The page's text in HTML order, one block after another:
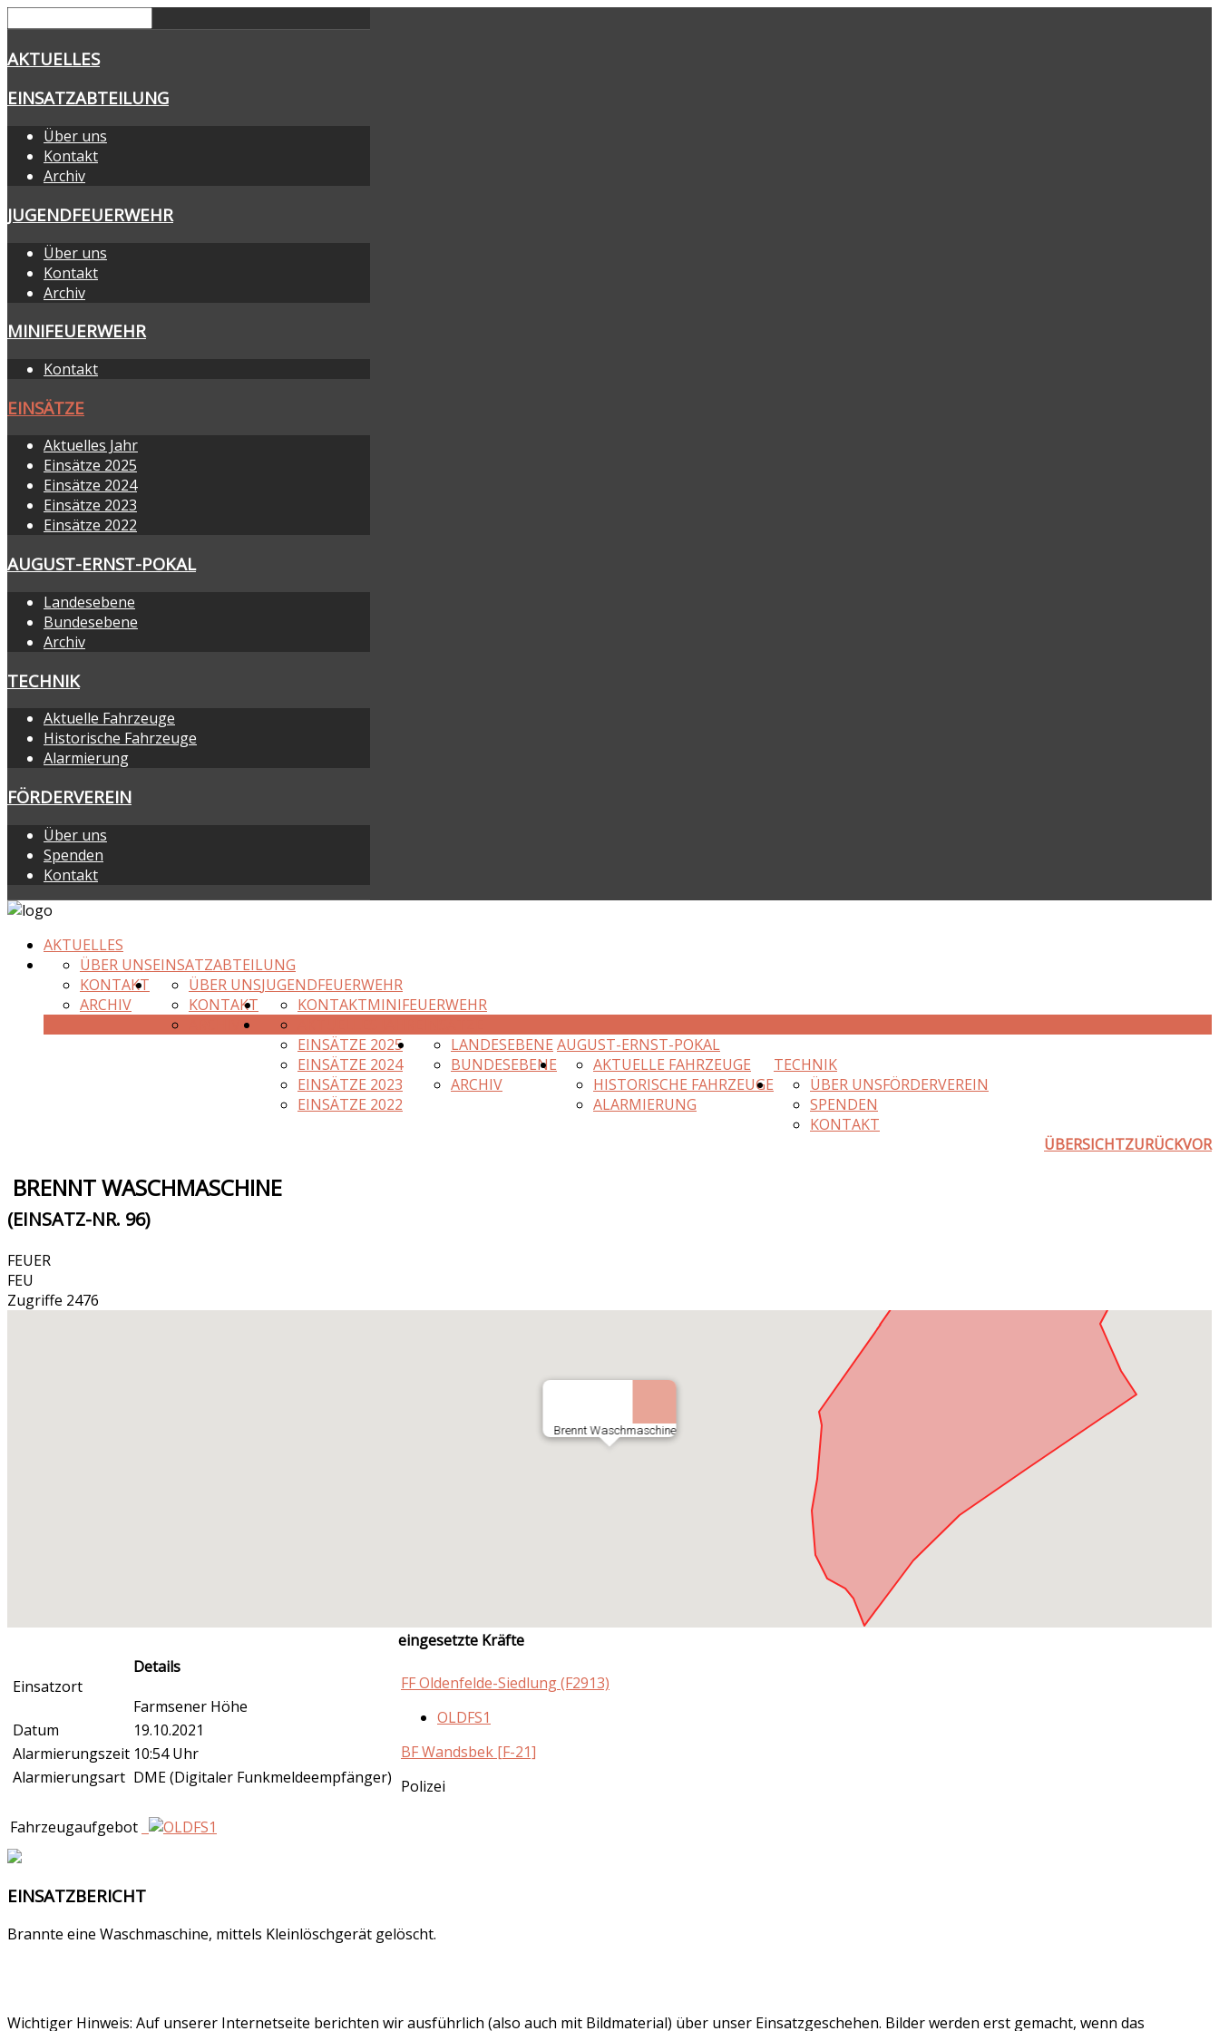
AKTUELLES
EINSATZABTEILUNG
Über uns
Kontakt
Archiv
JUGENDFEUERWEHR
Über uns
Kontakt
Archiv
MINIFEUERWEHR
Kontakt
EINSÄTZE
Aktuelles Jahr
Einsätze 2025
Einsätze 2024
Einsätze 2023
Einsätze 2022
AUGUST-ERNST-POKAL
Landesebene
Bundesebene
Archiv
TECHNIK
Aktuelle Fahrzeuge
Historische Fahrzeuge
Alarmierung
FÖRDERVEREIN
Über uns
Spenden
Kontakt
AKTUELLES
EINSATZABTEILUNG
ÜBER UNS
KONTAKT
ARCHIV
JUGENDFEUERWEHR
ÜBER UNS
KONTAKT
MINIFEUERWEHR
KONTAKT
EINSÄTZE 2025
EINSÄTZE 2024
EINSÄTZE 2023
EINSÄTZE 2022
AUGUST-ERNST-POKAL
LANDESEBENE
BUNDESEBENE
ARCHIV
TECHNIK
AKTUELLE FAHRZEUGE
HISTORISCHE FAHRZEUGE
ALARMIERUNG
FÖRDERVEREIN
ÜBER UNS
SPENDEN
KONTAKT
ÜBERSICHTZURÜCKVOR
BRENNT WASCHMASCHINE
(EINSATZ-NR. 96)
FEUER
FEU
Zugriffe 2476
Brennt Waschmaschine
Einsatzort
Details
Farmsener Höhe
Datum
19.10.2021
Alarmierungszeit 10:54 Uhr
Alarmierungsart DME (Digitaler Funkmeldeempfänger)
eingesetzte Kräfte
FF Oldenfelde-Siedlung (F2913)
OLDFS1
BF Wandsbek [F-21]
Polizei
Fahrzeugaufgebot
EINSATZBERICHT
Brannte eine Waschmaschine, mittels Kleinlöschgerät gelöscht.
Wichtiger Hinweis: Auf unserer Internetseite berichten wir ausführlich (also auch mit Bildmaterial) über unser Einsatzgeschehen. Bilder werden erst gemacht, wenn das